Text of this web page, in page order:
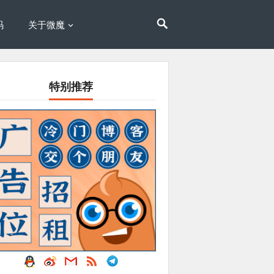
关于微魔
特别推荐